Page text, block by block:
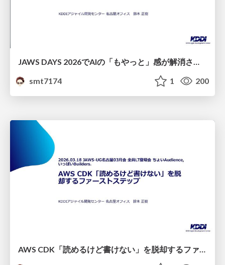
JAWS DAYS 2026でAIの「もやっと」感が解消された話
smt7174
1 200